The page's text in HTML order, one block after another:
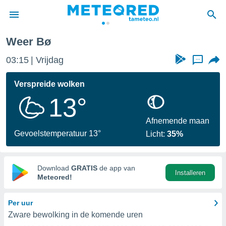
door
verstrekte
hoge
hebt de
voor
op basis
Weer Bø
03:15 Vrijdag ...
Verspreide wolken
13°
Gevoelstemperatuur 13°
Afnemende maan
Licht:35%
Download GRATIS de app van
Meteored!
Installeren
Per uur
Zware bewolking in de komende uren